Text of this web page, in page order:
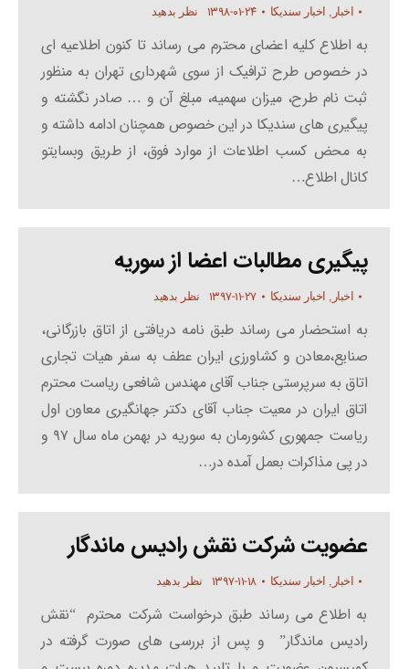
اخبار , اخبار سندیکا ۱۳۹۸-۰۱-۲۴ نظر بدهید
به اطلاع کلیه اعضای محترم می رساند تا کنون اطلاعیه ای
در خصوص طرح ترافیک از سوی شهرداری تهران به منظور
ثبت نام طرح، میزان سهمیه، مبلغ آن و … صادر نگشته و
پیگیری های سندیکا در این خصوص همچنان ادامه داشته و
به محض کسب اطلاعات از موارد فوق، از طریق وبسایتو
کانال اطلاع…
پیگیری مطالبات اعضا از سوریه
اخبار , اخبار سندیکا ۱۳۹۷-۱۱-۲۷ نظر بدهید
به استحضار می رساند طبق نامه دریافتی از اتاق بازرگانی،
صنایع،معادن و کشاورزی ایران عطف به سفر هیات تجاری
اتاق به سرپرستی جناب آقای مهندس شافعی ریاست محترم
اتاق ایران در معیت جناب آقای دکتر جهانگیری معاون اول
ریاست جمهوری کشورمان به سوریه در بهمن ماه سال ۹۷ و
در پی مذاکرات بعمل آمده در…
عضویت شرکت نقش رادیس ماندگار
اخبار , اخبار سندیکا ۱۳۹۷-۱۱-۱۸ نظر بدهید
به اطلاع می رساند طبق درخواست شرکت محترم “نقش
رادیس ماندگار” و پس از بررسی های صورت گرفته در